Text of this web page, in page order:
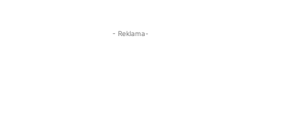
- Reklama-